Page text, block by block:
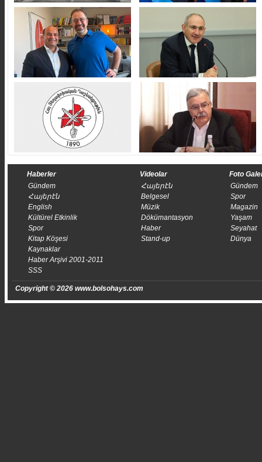
Haberler
Gündem
Հայերէն
English
Kültürel Etkinlik
Spor
Kitap Köşesi
Kaynaklar
Haber Arşivi 2001-2011
SSS
Videolar
Հայերէն
Belgesel
Müzik
Dökümantasyon
Haber
Stand-up
Foto
Gündem
Spor
Magazin
Yaşam
Seyahat
Dünya
Copyright © 2026 www.bolsohays.com